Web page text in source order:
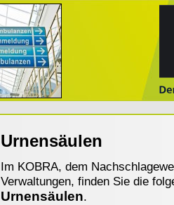
Urnensäulen
Im KOBRA, dem
Verwaltungen, finden Sie die
Urnensäulen.